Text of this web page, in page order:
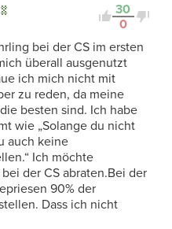
30
0
bei der CS im ersten
überall ausgenutzt
ich mich nicht mit
zu reden, da meine
besten sind. Ich habe
wie „Solange du nicht
auch keine
Ich möchte
der CS abraten.Bei der
90% der
Dass ich nicht